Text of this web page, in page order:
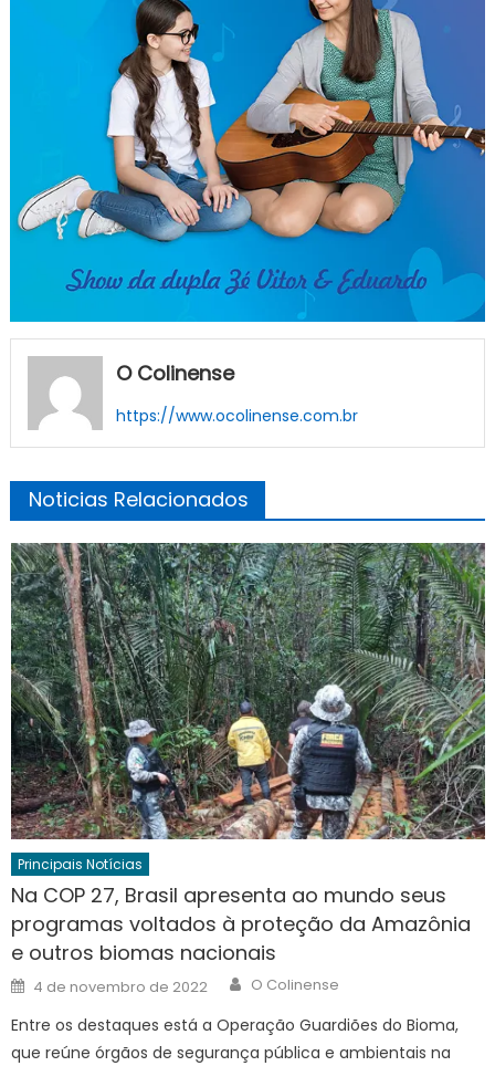
O Colinense
https://www.ocolinense.com.br
Noticias Relacionados
Principais Notícias
Na COP 27, Brasil apresenta ao mundo seus
programas voltados à proteção da Amazônia
e outros biomas nacionais
Posted
on
4 de novembro de 2022 Author
O Colinense
Entre os destaques está a Operação Guardiões do Bioma,
que reúne órgãos de segurança pública e ambientais na